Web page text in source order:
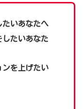
たいあなたへ
したいあなた
ンを上げたい